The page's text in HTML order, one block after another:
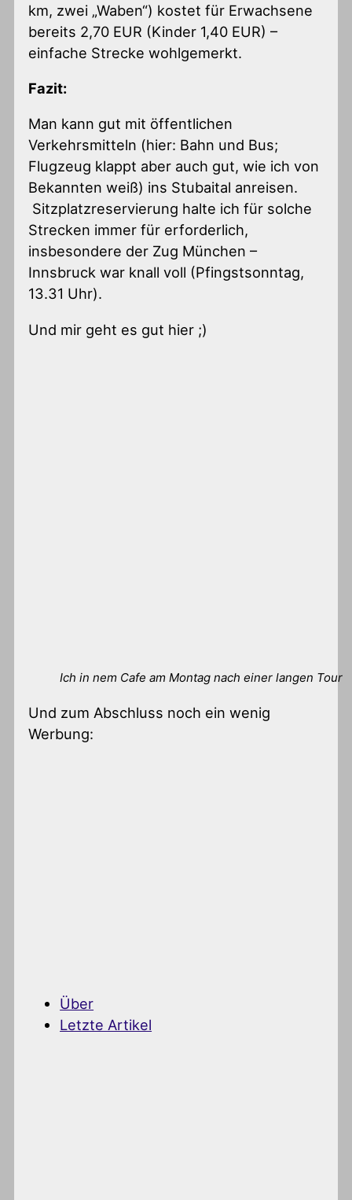
km, zwei „Waben“) kostet für Erwachsene
bereits 2,70 EUR (Kinder 1,40 EUR) –
einfache Strecke wohlgemerkt.
Fazit:
Man kann gut mit öffentlichen
Verkehrsmitteln (hier: Bahn und Bus;
Flugzeug klappt aber auch gut, wie ich von
Bekannten weiß) ins Stubaital anreisen.
Sitzplatzreservierung halte ich für solche
Strecken immer für erforderlich,
insbesondere der Zug München –
Innsbruck war knall voll (Pfingstsonntag,
13.31 Uhr).
Und mir geht es gut hier ;)
Ich in nem Cafe am Montag nach einer langen Tour
Und zum Abschluss noch ein wenig
Werbung:
Über
Letzte Artikel